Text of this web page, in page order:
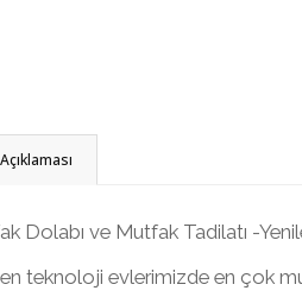
Dolabı ve Mutfak Tadilatı -
teknoloji evlerimizde en çok